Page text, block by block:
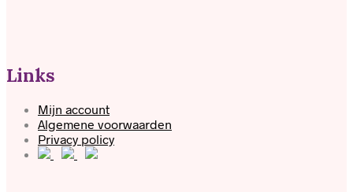
Links
Mijn account
Algemene voorwaarden
Privacy policy